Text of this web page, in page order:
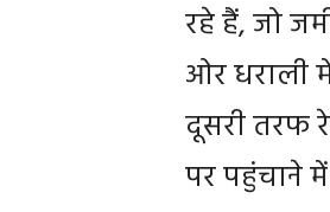
रहे हैं, जो
ओर धराली
दूसरी तरफ
पर पहुंचाने